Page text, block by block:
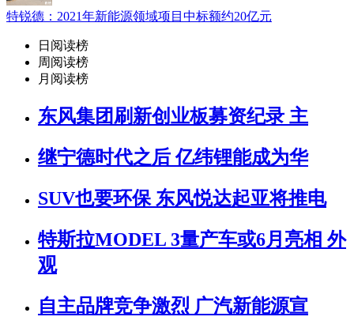
特锐德：2021年新能源领域项目中标额约20亿元
日阅读榜
周阅读榜
月阅读榜
东风集团刷新创业板募资纪录 主
继宁德时代之后 亿纬锂能成为华
SUV也要环保 东风悦达起亚将推电
特斯拉MODEL 3量产车或6月亮相 外
观
自主品牌竞争激烈 广汽新能源宣